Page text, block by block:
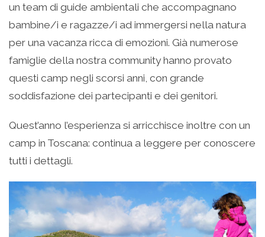
un team di guide ambientali che accompagnano
bambine/i e ragazze/i ad immergersi nella natura
per una vacanza ricca di emozioni. Già numerose
famiglie della nostra community hanno provato
questi camp negli scorsi anni, con grande
soddisfazione dei partecipanti e dei genitori.
Quest’anno l’esperienza si arricchisce inoltre con un
camp in Toscana: continua a leggere per conoscere
tutti i dettagli.